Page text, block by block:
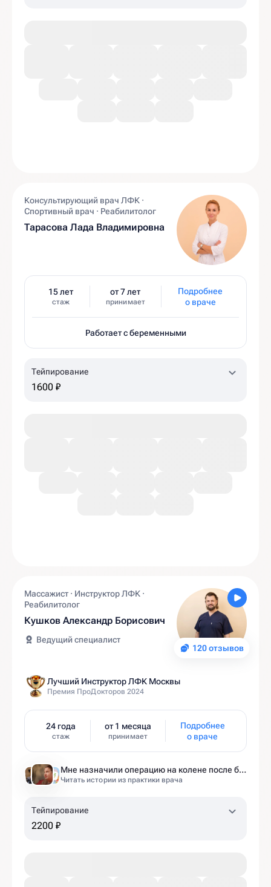
Консультирующий врач ЛФК ·
Спортивный врач · Реабилитолог
Тарасова Лада Владимировна
15 лет
стаж
от 7 лет
принимает
Подробнее
о враче
Работает с беременными
Тейпирование
1600 ₽
120 отзывов
Массажист · Инструктор ЛФК ·
Реабилитолог
Кушков Александр Борисович
Ведущий специалист
Лучший Инструктор ЛФК Москвы
Премия ПроДокторов 2024
24 года
стаж
от 1 месяца
принимает
Подробнее
о враче
Мне назначили операцию на колене после беременности. Оказалось — это было ошибкой
Читать истории из практики врача
Тейпирование
2200 ₽